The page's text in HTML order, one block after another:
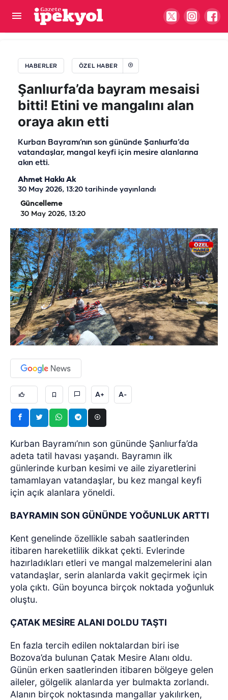
HABERLER ÖZEL HABER
Şanlıurfa’da bayram mesaisi
bitti! Etini ve mangalını alan
oraya akın etti
Kurban Bayramı’nın son gününde Şanlıurfa’da
vatandaşlar, mangal keyfi için mesire alanlarına
akın etti.
Ahmet Hakkı Ak
30 May 2026, 13:20 tarihinde yayınlandı
Güncelleme
30 May 2026, 13:20
A+ A-
Kurban Bayramı’nın son gününde Şanlıurfa’da
adeta tatil havası yaşandı. Bayramın ilk
günlerinde kurban kesimi ve aile ziyaretlerini
tamamlayan vatandaşlar, bu kez mangal keyfi
için açık alanlara yöneldi.
BAYRAMIN SON GÜNÜNDE YOĞUNLUK ARTTI
Kent genelinde özellikle sabah saatlerinden
itibaren hareketlilik dikkat çekti. Evlerinde
hazırladıkları etleri ve mangal malzemelerini alan
vatandaşlar, serin alanlarda vakit geçirmek için
yola çıktı. Gün boyunca birçok noktada yoğunluk
oluştu.
ÇATAK MESİRE ALANI DOLDU TAŞTI
En fazla tercih edilen noktalardan biri ise
Bozova’da bulunan Çatak Mesire Alanı oldu.
Günün erken saatlerinden itibaren bölgeye gelen
aileler, gölgelik alanlarda yer bulmakta zorlandı.
Alanın birçok noktasında mangallar yakılırken,
Türkiye ve Avrupa dereceleri aldı! Şanlıurfalı